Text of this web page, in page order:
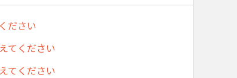
ださい
てください
てください